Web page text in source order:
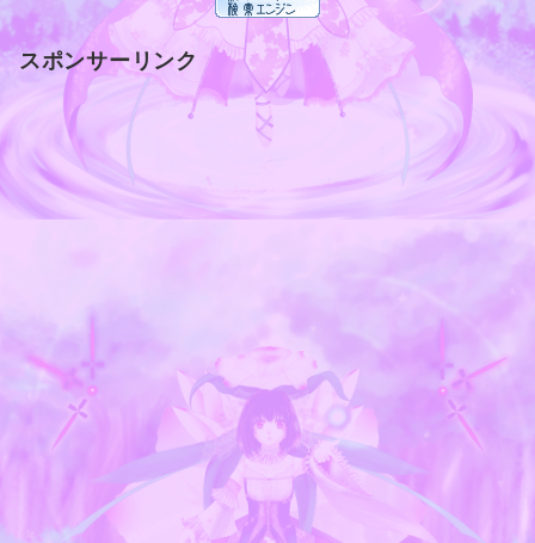
スポンサーリンク